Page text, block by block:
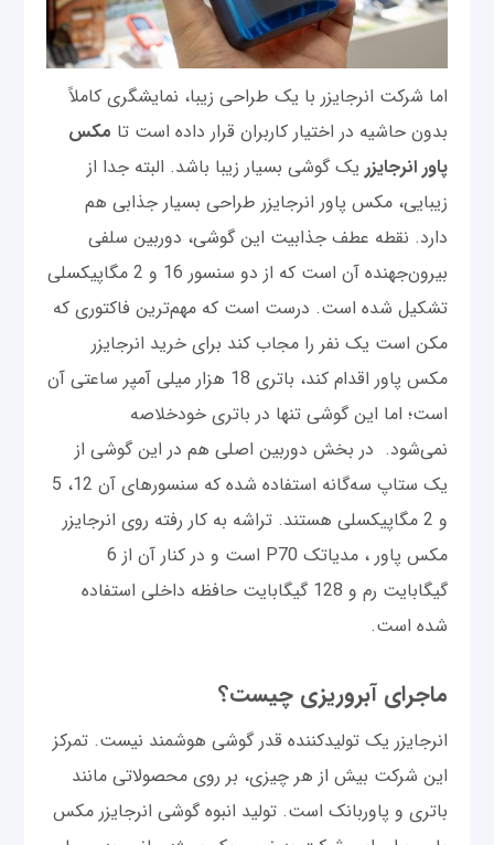
اما شرکت انرجایزر با یک طراحی زیبا، نمایشگری کاملاً
بدون حاشیه در اختیار کاربران قرار داده است تا مکس
پاور انرجایزر یک گوشی بسیار زیبا باشد. البته جدا از
زیبایی، مکس پاور انرجایزر طراحی بسیار جذابی هم
دارد. نقطه عطف جذابیت این گوشی، دوربین سلفی
بیرون‌جهنده آن است که از دو سنسور 16 و 2 مگاپیکسلی
تشکیل شده است. درست است که مهم‌ترین فاکتوری که
مکن است یک نفر را مجاب کند برای خرید انرجایزر
مکس پاور اقدام کند، باتری 18 هزار میلی آمپر ساعتی آن
است؛ اما این گوشی تنها در باتری خودخلاصه
نمی‌شود. در بخش دوربین اصلی هم در این گوشی از
یک ستاپ سه‌گانه استفاده شده که سنسورهای آن 12، 5
و 2 مگاپیکسلی هستند. تراشه به کار رفته روی انرجایزر
مکس پاور ، مدیاتک P70 است و در کنار آن از 6
گیگابایت رم و 128 گیگابایت حافظه داخلی استفاده
شده است.
ماجرای آبروریزی چیست؟
انرجایزر یک تولیدکننده قدر گوشی هوشمند نیست. تمرکز
این شرکت بیش از هر چیزی، بر روی محصولاتی مانند
باتری و پاوربانک است. تولید انبوه گوشی انرجایزر مکس